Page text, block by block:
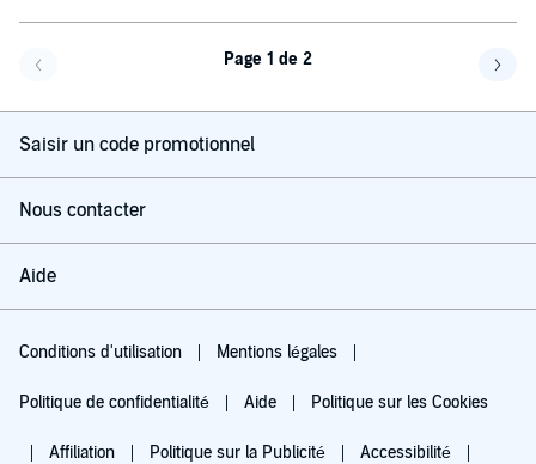
Page 1 de 2
Saisir un code promotionnel
Nous contacter
Aide
Conditions d'utilisation Mentions légales
Politique de confidentialité Aide Politique sur les Cookies
Affiliation Politique sur la Publicité Accessibilité